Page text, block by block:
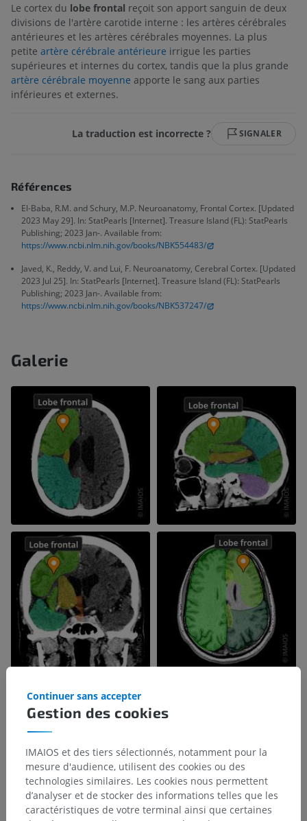
Le cortex du lobe frontal reçoit son apport sanguin de deux
divisions de l'artère carotide interne : les artères cérébrales
antérieures et les artères cérébrales moyennes. La plus
petite artère cérébrale antérieure irrigue les parties
supérieures et internes du cortex, tandis que la plus grande
artère cérébrale moyenne apporte le sang aux parties
inférieures et externes.
La traduction est incorrecte ? SIGNALER
Références
El-Baba, R.M. and Schury, M.P. Neuroanatomy, Frontal Cortex. [Updated
2023 May 29]. In: StatPearls [Internet]. Treasure Island (FL): StatPearls
Publishing; 2023 Jan-. Available from:
https://www.ncbi.nlm.nih.gov/books/NBK554483/
Javed, K., Reddy, V. and Lui, F. Neuroanatomy, Cerebral Cortex. [Updated
2023 Jul 25]. In: StatPearls [Internet]. Treasure Island (FL): StatPearls
Publishing; 2023 Jan-. Available from:
https://www.ncbi.nlm.nih.gov/books/NBK537247/
Galerie
Gestion des cookies
Continuer sans accepter
IMAIOS et des tiers sélectionnés, notamment pour la
mesure d'audience, utilisent des cookies ou des
technologies similaires. Les cookies nous permettent
d’analyser et de stocker des informations telles que les
caractéristiques de votre terminal ainsi que certaines